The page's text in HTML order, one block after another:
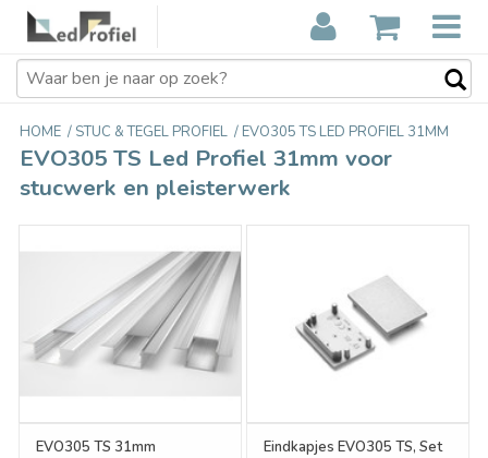
HOME / STUC & TEGEL PROFIEL / EVO305 TS LED PROFIEL 31MM
EVO305 TS Led Profiel 31mm voor
stucwerk en pleisterwerk
EVO305 TS 31mm
Eindkapjes EVO305 TS, Set